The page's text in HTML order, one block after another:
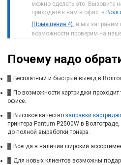
можно сделать это. Вызовите
приходите к нам в офис, в
(Помещение 4), и мы заправим
возможности проверим на
Почему надо
1 Бесплатный и быстрый выезд в
2 По возможности картриджи проходит
офисе.
3 Высокое качество заправки
принтера Pantum P2500W в
до полной выработки тонера.
4 Всегда в наличии широкий
5 Для новых клиентов возможны